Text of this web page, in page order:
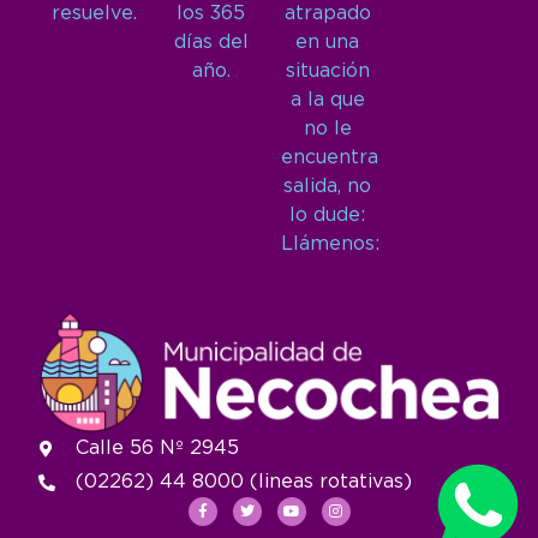
resuelve.
los 365
días del
año.
atrapado
en una
situación
a la que
no le
encuentra
salida, no
lo dude:
Llámenos:
Calle 56 Nº 2945
(02262) 44 8000 (lineas rotativas)